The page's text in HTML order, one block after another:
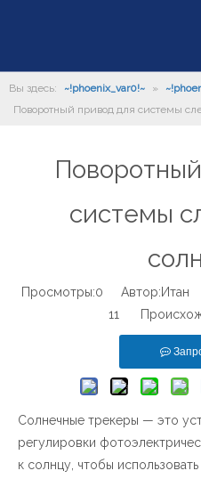
Вы здесь: ~!phoenix_var0!~ »
Поворотный привод для системы
системы
Просмотры:0 Автор:Итан
11
Солнечные трекеры — это
регулировки
к солнцу, чтобы